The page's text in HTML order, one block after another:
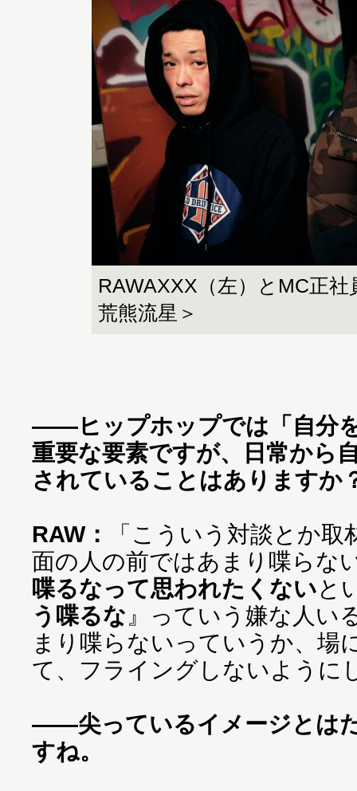
RAWAXXX（左）とMC正社
荒熊流星＞
——ヒップホップでは「自分
重要な要素ですが、日常から
されていることはありますか
RAW：
「こういう対談とか
面の人の前ではあまり喋らな
喋るなって思われたくないと
う喋るな 』っていう嫌な人
まり喋らないっていうか、場
て、フライングしないように
——尖っているイメージとは
すね。